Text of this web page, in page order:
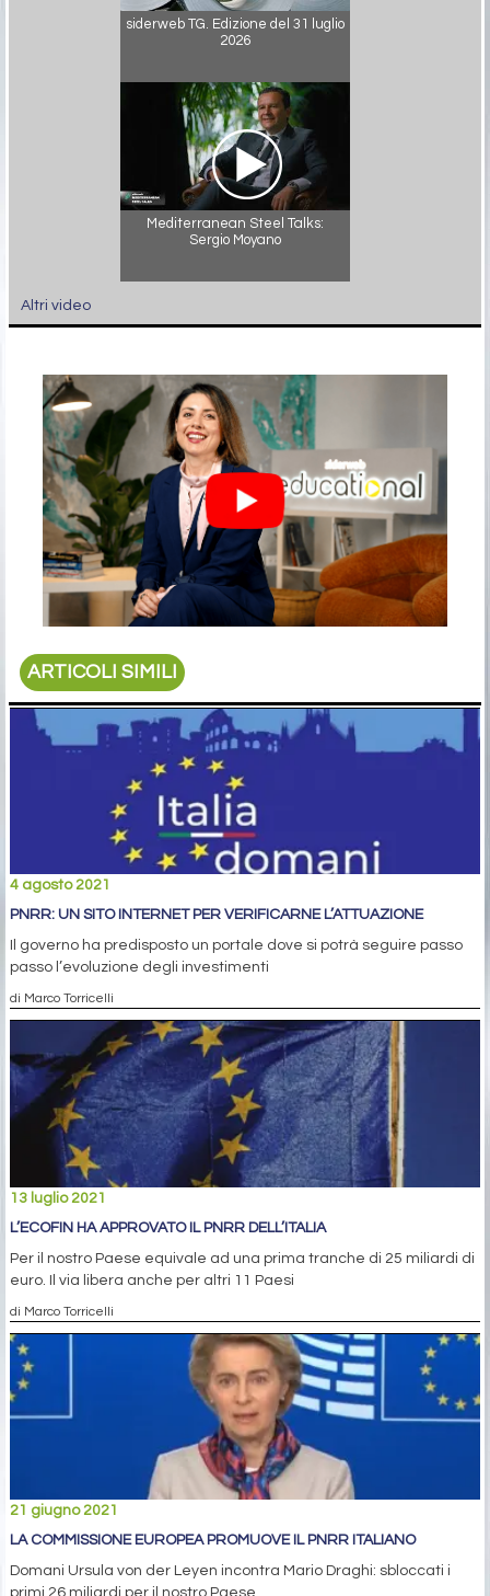
siderweb TG. Edizione del 31 luglio
2026
Mediterranean Steel Talks:
Sergio Moyano
Altri video
ARTICOLI SIMILI
4 agosto 2021
PNRR: UN SITO INTERNET PER VERIFICARNE L’ATTUAZIONE
Il governo ha predisposto un portale dove si potrà seguire passo
passo l’evoluzione degli investimenti
di Marco Torricelli
13 luglio 2021
L’ECOFIN HA APPROVATO IL PNRR DELL’ITALIA
Per il nostro Paese equivale ad una prima tranche di 25 miliardi di
euro. Il via libera anche per altri 11 Paesi
di Marco Torricelli
21 giugno 2021
LA COMMISSIONE EUROPEA PROMUOVE IL PNRR ITALIANO
Domani Ursula von der Leyen incontra Mario Draghi: sbloccati i
primi 26 miliardi per il nostro Paese